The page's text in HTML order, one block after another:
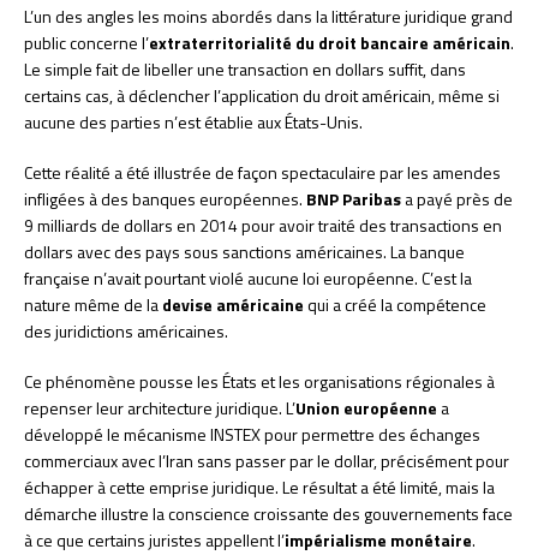
L’un des angles les moins abordés dans la littérature juridique grand
public concerne l’extraterritorialité du droit bancaire américain.
Le simple fait de libeller une transaction en dollars suffit, dans
certains cas, à déclencher l’application du droit américain, même si
aucune des parties n’est établie aux États-Unis.
Cette réalité a été illustrée de façon spectaculaire par les amendes
infligées à des banques européennes. BNP Paribasa payé près de
9 milliards de dollars en 2014 pour avoir traité des transactions en
dollars avec des pays sous sanctions américaines. La banque
française n’avait pourtant violé aucune loi européenne. C’est la
nature même de ladevise américainequi a créé la compétence
des juridictions américaines.
Ce phénomène pousse les États et les organisations régionales à
repenser leur architecture juridique. L’Union européenne a
développé le mécanisme INSTEX pour permettre des échanges
commerciaux avec l’Iran sans passer par le dollar, précisément pour
échapper à cette emprise juridique. Le résultat a été limité, mais la
démarche illustre la conscience croissante des gouvernements face
à ce que certains juristes appellent l’impérialisme monétaire.